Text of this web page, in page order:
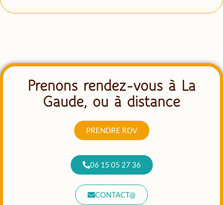
Prenons rendez-vous à La
Gaude, ou à distance
PRENDRE RDV
06 15 05 27 36
CONTACT@